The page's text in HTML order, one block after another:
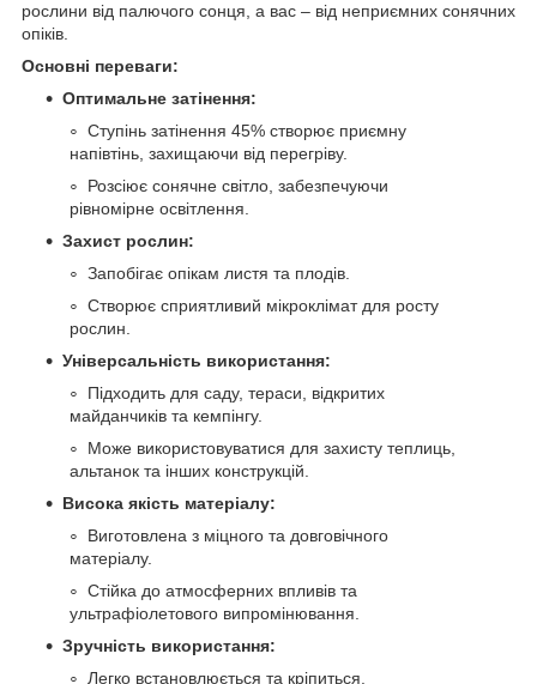
рослини від палючого сонця, а вас – від неприємних сонячних
опіків.
Основні переваги:
Оптимальне затінення:
Ступінь затінення 45% створює приємну
напівтінь, захищаючи від перегріву.
Розсіює сонячне світло, забезпечуючи
рівномірне освітлення.
Захист рослин:
Запобігає опікам листя та плодів.
Створює сприятливий мікроклімат для росту
рослин.
Універсальність використання:
Підходить для саду, тераси, відкритих
майданчиків та кемпінгу.
Може використовуватися для захисту теплиць,
альтанок та інших конструкцій.
Висока якість матеріалу:
Виготовлена з міцного та довговічного
матеріалу.
Стійка до атмосферних впливів та
ультрафіолетового випромінювання.
Зручність використання:
Легко встановлюється та кріпиться.